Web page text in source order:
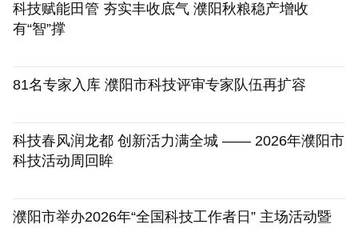
科技赋能田管 夯实丰收底气 濮阳秋粮稳产增收
有“智”撑
81名专家入库 濮阳市科技评审专家队伍再扩容
科技春风润龙都 创新活力满全城 —— 2026年濮阳市
科技活动周回眸
濮阳市举办2026年“全国科技工作者日” 主场活动暨